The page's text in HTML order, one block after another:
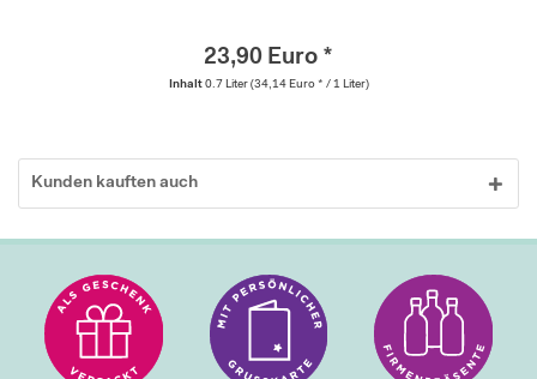
23,90 Euro *
Inhalt 0.7 Liter (34,14 Euro * / 1 Liter)
Kunden kauften auch